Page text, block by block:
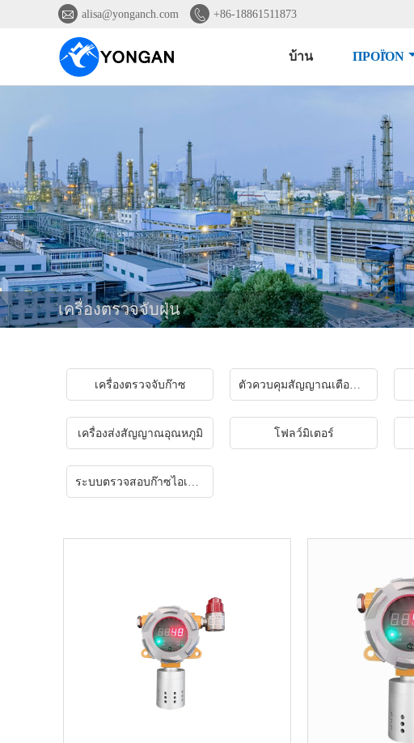
 alisa@yonganch.com  +86-18861511873
บ้าน ΠΡΟΪΌΝ
เครื่องตรวจจับฝุ่น
เครื่องตรวจจับก๊าซ ตัวควบคุมสัญญาณเตือนแก๊ส
เครื่องส่งสัญญาณอุณหภูมิ โฟลว์มิเตอร์
ระบบตรวจสอบก๊าซไอเสียแบบออนไลน์